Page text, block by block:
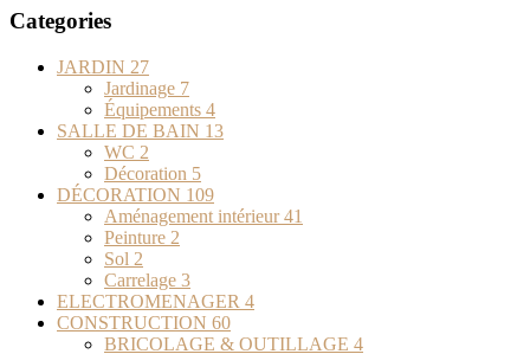
Categories
JARDIN 27
Jardinage 7
Équipements 4
SALLE DE BAIN 13
WC 2
Décoration 5
DÉCORATION 109
Aménagement intérieur41
Peinture 2
Sol 2
Carrelage 3
ELECTROMENAGER 4
CONSTRUCTION 60
BRICOLAGE & OUTILLAGE 4